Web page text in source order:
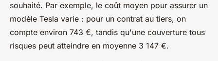
souhaité. Par exemple, le coût moyen pour assurer un
modèle Tesla varie : pour un contrat au tiers, on
compte environ 743 €, tandis qu'une couverture tous
risques peut atteindre en moyenne 3 147 €.